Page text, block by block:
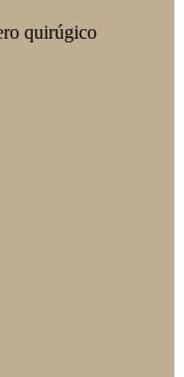
quirúgico